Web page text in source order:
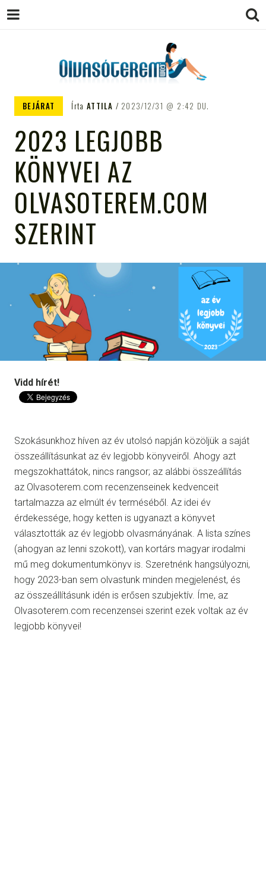
OLVASÓTEREM.COM – AZ
TÁMOGATÓJA
BEJÁRAT Írta ATTILA 2023/12/31 2:42 DU.
2023 LEGJOBB
KÖNYVEI AZ
OLVASOTEREM.COM
SZERINT
Vidd hírét!
Szokásunkhoz híven az év utolsó napján közöljük a saját
összeállításunkat az év legjobb könyveiről. Ahogy azt
megszokhattátok, nincs rangsor; az alábbi összeállítás
az Olvasoterem.com recenzenseinek kedvenceit
tartalmazza az elmúlt év terméséből. Az idei év
érdekessége, hogy ketten is ugyanazt a könyvet
választották az év legjobb olvasmányának. A lista színes
(ahogyan az lenni szokott), van kortárs magyar irodalmi
mű meg dokumentumkönyv is. Szeretnénk hangsúlyozni,
hogy 2023-ban sem olvastunk minden megjelenést, és
az összeállításunk idén is erősen szubjektív. Íme, az
Olvasoterem.com recenzensei szerint ezek voltak az év
legjobb könyvei!